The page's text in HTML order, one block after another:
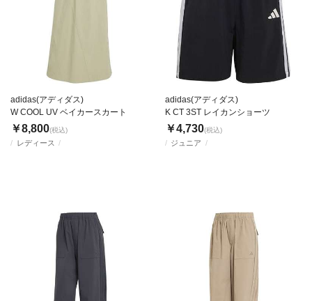
レディース
adidas(アディダス)
W COOL UV ベイカースカート
￥8,800(税込)
ジュニア
adidas(アディダス)
K CT 3ST レイカンショーツ
￥4,730(税込)